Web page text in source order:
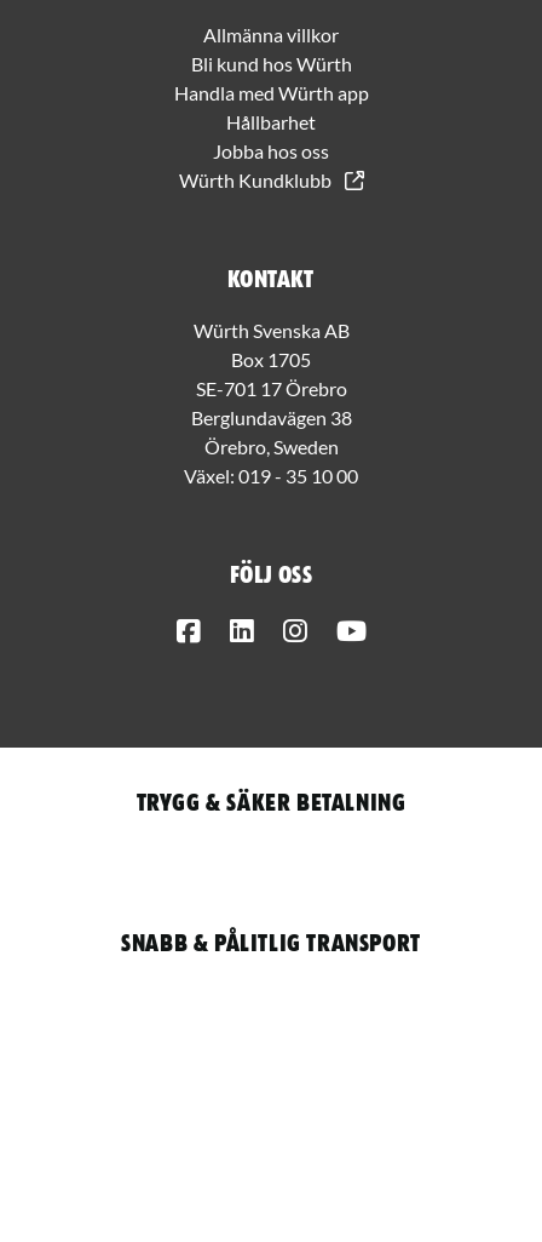
Allmänna villkor
Bli kund hos Würth
Handla med Würth app
Hållbarhet
Jobba hos oss
Würth Kundklubb
Kontakt
Würth Svenska AB
Box 1705
SE-701 17 Örebro
Berglundavägen 38
Örebro, Sweden
Växel: 019 - 35 10 00
Följ oss
FacebookLinkedInInstagram
Trygg & säker betalning
Snabb & pålitlig transport